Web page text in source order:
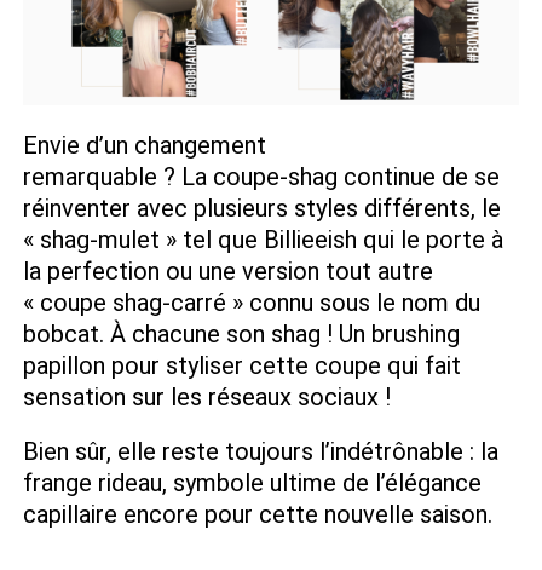
Envie d’un changement
remarquable ? La coupe-shag continue de se
réinventer avec plusieurs styles différents, le
« shag-mulet » tel que Billieeish qui le porte à
la perfection ou une version tout autre
« coupe shag-carré » connu sous le nom du
bobcat. À chacune son shag ! Un brushing
papillon pour styliser cette coupe qui fait
sensation sur les réseaux sociaux !
Bien sûr, elle reste toujours l’indétrônable : la
frange rideau, symbole ultime de l’élégance
capillaire encore pour cette nouvelle saison.